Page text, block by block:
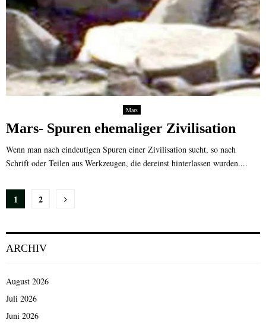
Mars
Mars- Spuren ehemaliger Zivilisation
Wenn man nach eindeutigen Spuren einer Zivilisation sucht, so nach
Schrift oder Teilen aus Werkzeugen, die dereinst hinterlassen wurden....
Seitennummerierung
Beiträge
1 2
ARCHIV
August 2026
Juli 2026
Juni 2026